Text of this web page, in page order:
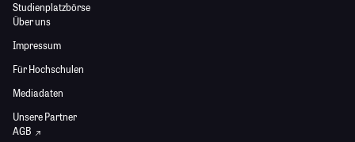
Studienplatzbörse
Über uns
Impressum
Für Hochschulen
Mediadaten
Unsere Partner
AGB